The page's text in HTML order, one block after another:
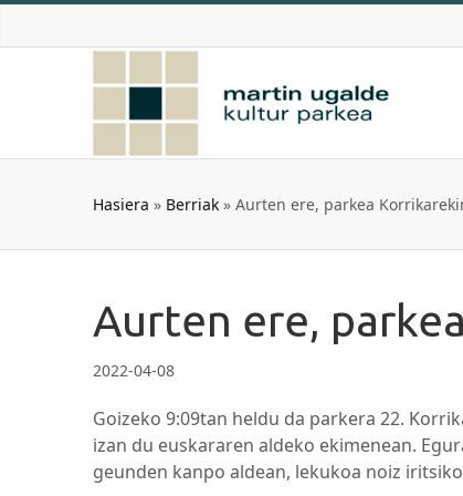
Skip
Hasiera » Berriak » Aurten ere, parkea
Aurten ere,
2022-04-08
Goizeko 9:09tan heldu da parkera 22.
izan du euskararen aldeko ekimenean.
geunden kanpo aldean, lekukoa noiz